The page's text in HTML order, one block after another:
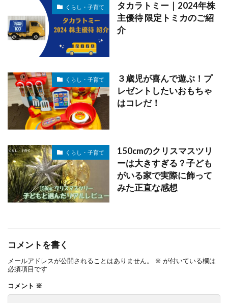
くらし・子育て
タカラトミー｜2024年株
主優待 限定トミカのご紹
介
くらし・子育て
３歳児が喜んで遊ぶ！プ
レゼントしたいおもちゃ
はコレだ！
くらし・子育て
150cmのクリスマスツリ
ーは大きすぎる？子ども
がいる家で実際に飾って
みた正直な感想
コメントを書く
メールアドレスが公開されることはありません。 ※ が付いている欄は
必須項目です
コメント ※